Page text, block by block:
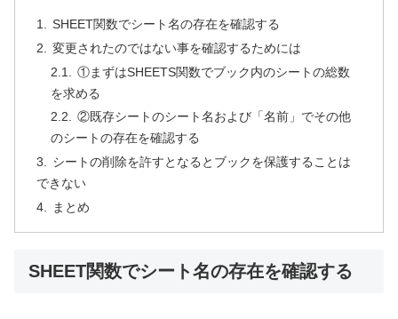
SHEET関数でシート名の存在を確認する
変更されたのではない事を確認するためには
①まずはSHEETS関数でブック内のシートの総数
を求める
②既存シートのシート名および「名前」でその他
のシートの存在を確認する
シートの削除を許すとなるとブックを保護することは
できない
まとめ
SHEET関数でシート名の存在を確認する